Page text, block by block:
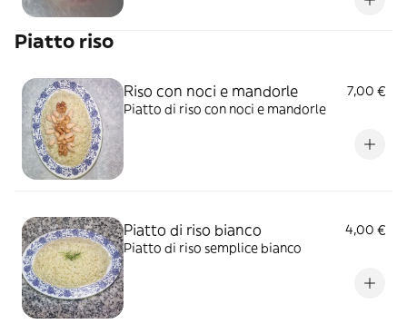
Piatto riso
Riso con noci e mandorle
7,00 €
Piatto di riso con noci e mandorle
Piatto di riso bianco
4,00 €
Piatto di riso semplice bianco